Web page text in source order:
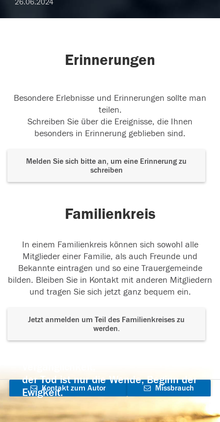
26.06.2024
Erinnerungen
Besondere Erlebnisse und Erinnerungen sollte man
teilen.
Schreiben Sie über die Ereignisse, die Ihnen
besonders in Erinnerung geblieben sind.
Melden Sie sich bitte an, um eine Erinnerung zu
schreiben
Familienkreis
In einem Familienkreis können sich sowohl alle
Mitglieder einer Familie, als auch Freunde und
Bekannte eintragen und so eine Trauergemeinde
bilden. Bleiben Sie in Kontakt mit anderen Mitgliedern
und tragen Sie sich jetzt ganz bequem ein.
Jetzt anmelden um Teil des Familienkreises zu
werden.
der Tod ist nur die Wende, Beginn der
Ewigkeit.
Kontakt zum Autor
aufnehmen
Missbrauch